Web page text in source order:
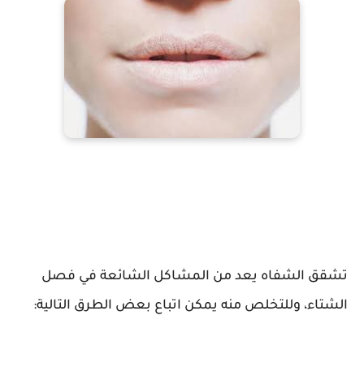
تشقق الشفاه يعد من المشاكل الشائعة في فصل
الشتاء، وللتخلص منه يمكن اتباع بعض الطرق التالية: